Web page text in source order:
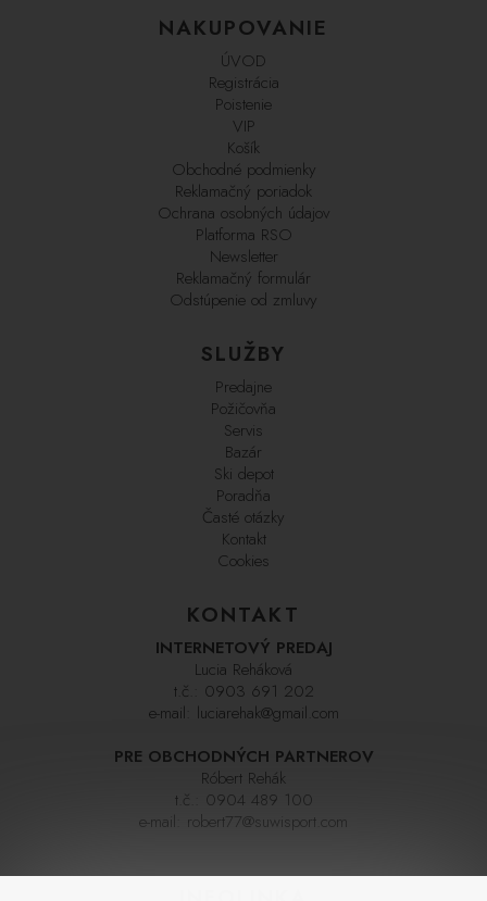
NAKUPOVANIE
ÚVOD
Registrácia
Poistenie
VIP
Košík
Obchodné podmienky
Reklamačný poriadok
Ochrana osobných údajov
Platforma RSO
Newsletter
Reklamačný formulár
Odstúpenie od zmluvy
SLUŽBY
Predajne
Požičovňa
Servis
Bazár
Ski depot
Poradňa
Časté otázky
Kontakt
Cookies
KONTAKT
INTERNETOVÝ PREDAJ
Lucia Reháková
t.č.: 0903 691 202
e-mail: luciarehak@gmail.com
PRE OBCHODNÝCH PARTNEROV
Róbert Rehák
t.č.: 0904 489 100
e-mail: robert77@suwisport.com